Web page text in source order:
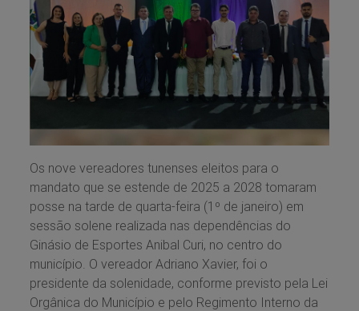
Os nove vereadores tunenses eleitos para o
mandato que se estende de 2025 a 2028 tomaram
posse na tarde de quarta-feira (1º de janeiro) em
sessão solene realizada nas dependências do
Ginásio de Esportes Anibal Curi, no centro do
município. O vereador Adriano Xavier, foi o
presidente da solenidade, conforme previsto pela Lei
Orgânica do Município e pelo Regimento Interno da